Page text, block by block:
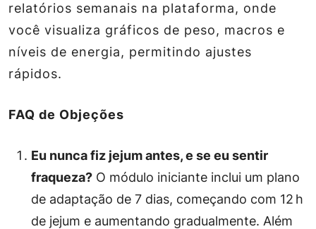
relatórios semanais na plataforma, onde
você visualiza gráficos de peso, macros e
níveis de energia, permitindo ajustes
rápidos.
FAQ de Objeções
Eu nunca fiz jejum antes, e se eu sentir
fraqueza? O módulo iniciante inclui um plano
de adaptação de 7 dias, começando com 12 h
de jejum e aumentando gradualmente. Além